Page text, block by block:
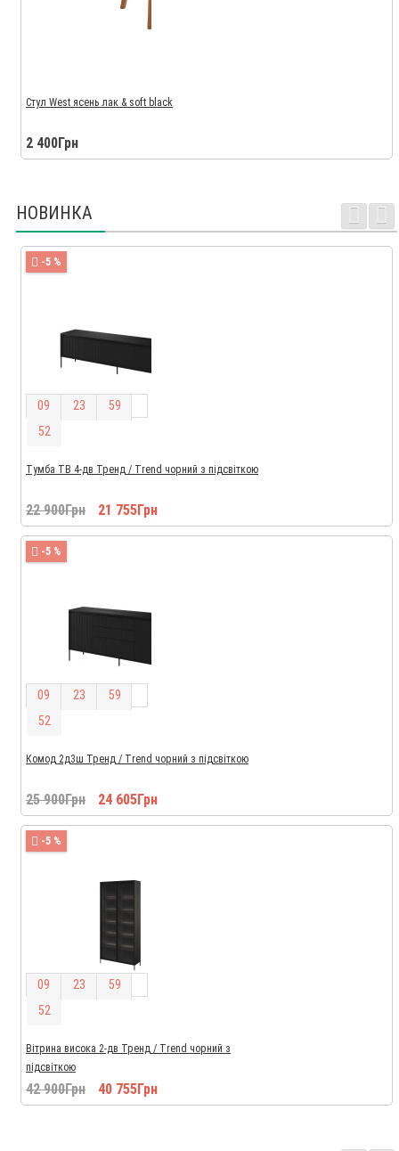
Стул West ясень лак & soft black
2 400Грн
НОВИНКА
-5 %
09 23 59
52
Тумба ТВ 4-дв Тренд / Trend чорний з підсвіткою
22 900Грн 21 755Грн
-5 %
09 23 59
52
Комод 2д3ш Тренд / Trend чорний з підсвіткою
25 900Грн 24 605Грн
-5 %
09 23 59
52
Вітрина висока 2-дв Тренд / Trend чорний з
підсвіткою
42 900Грн 40 755Грн